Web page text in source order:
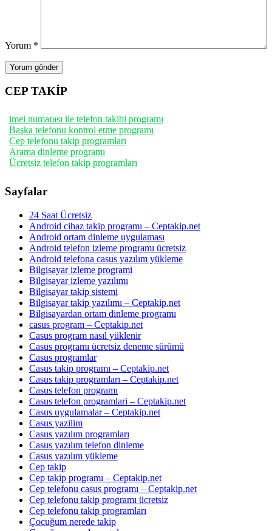
Yorum *
CEP TAKİP
imei numarası ile telefon takibi programı
Başka telefonu kontrol etme programı
Cep telefonu takip programları
Arama dinleme programı
Ücretsiz telefon takip programları
Sayfalar
24 Saat Ücretsiz
Android cihaz takip programı – Ceptakip.net
Android ortam dinleme uygulaması
Android telefon izleme programı ücretsiz
Android telefona casus yazılım yükleme
Bilgisayar izleme programi
Bilgisayar izleme yazılımı
Bilgisayar takip sistemi
Bilgisayar takip yazılımı – Ceptakip.net
Bilgisayardan ortam dinleme programı
casus program – Ceptakip.net
Casus program nasıl yüklenir
Casus programı ücretsiz deneme sürümü
Casus programlar
Casus takip programı – Ceptakip.net
Casus takip programları – Ceptakip.net
Casus telefon programı
Casus telefon programlari – Ceptakip.net
Casus uygulamalar – Ceptakip.net
Casus yazilim
Casus yazılım programları
Casus yazılım telefon dinleme
Casus yazılım yükleme
Cep takip
Cep takip programı – Ceptakip.net
Cep telefonu casus programı – Ceptakip.net
Cep telefonu takip programı ücretsiz
Cep telefonu takip programları
Çocuğum nerede takip